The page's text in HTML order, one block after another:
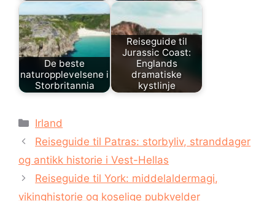
De beste
naturopplevelsene i
Storbritannia
Reiseguide til
Jurassic Coast:
Englands
dramatiske
kystlinje
Kategorier
Irland
Reiseguide til Patras: storbyliv, stranddager
og antikk historie i Vest-Hellas
Reiseguide til York: middelaldermagi,
vikinghistorie og koselige pubkvelder